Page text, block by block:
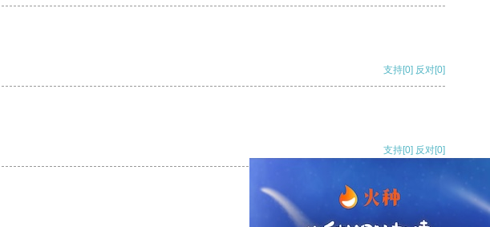
支持[0] 反对[0]
支持[0] 反对[0]